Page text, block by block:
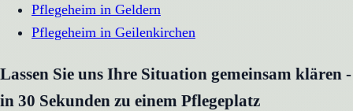
Pflegeheim in Geldern
Pflegeheim in Geilenkirchen
Lassen Sie uns Ihre Situation gemeinsam klären -
in 30 Sekunden zu einem Pflegeplatz